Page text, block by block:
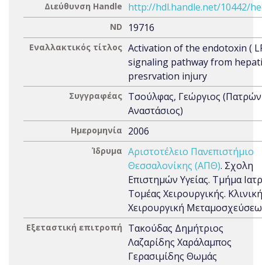
Διεύθυνση Handle http://hdl.handle.net/10442/
ND 19716
Εναλλακτικός τίτλος Activation of the endotoxin (
signaling pathway from
presrvation injury
Συγγραφέας Τσούλφας, Γεώργιος
Αναστάσιος)
Ημερομηνία 2006
Ίδρυμα Αριστοτέλειο Πανεπιστήμιο
Θεσσαλονίκης (ΑΠΘ). Σχολη
Επιστημών Υγείας. Τμήμα
Τομέας Χειρουργικής. Κλινική
Χειρουργική
Εξεταστική επιτροπή
Τακούδας Δημήτριος
Λαζαρίδης Χαράλαμπος
Γερασιμίδης Θωμάς